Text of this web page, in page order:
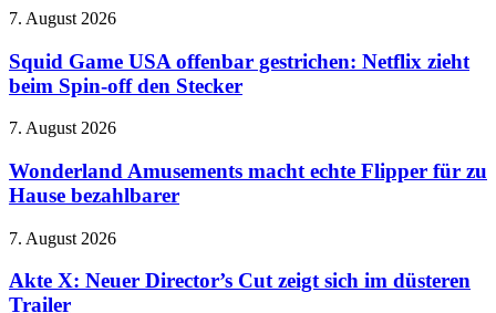
Facebook
Instagram
an
Der
trägt
Prada
–
randaliert
wieder
im
Squid
USA
offenbar
gestrichen:
zieht
Spin-
off
Stecker
7. August 2026
Squid Game USA offenbar gestrichen: Netflix zieht
beim Spin-off den Stecker
Wonderland
macht
echte
Flipper
zu
bezahlbarer
7. August 2026
Wonderland Amusements macht echte Flipper für zu
Hause bezahlbarer
Akte
Neuer
Director’s
7. August 2026
Akte X: Neuer Director’s Cut zeigt sich im düsteren
Trailer